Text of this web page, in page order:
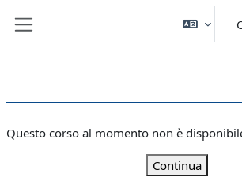
Questo corso al momento non è
Continua